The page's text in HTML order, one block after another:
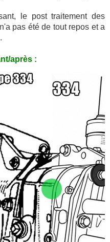
le post traitement des
pas été de tout repos et a
après :